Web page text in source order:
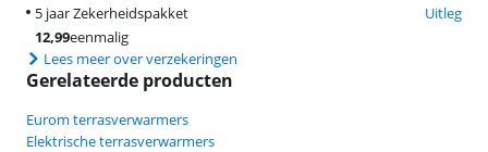
5 jaar Zekerheidspakket
Uitleg
12,99eenmalig
Lees meer over verzekeringen
Gerelateerde producten
Eurom terrasverwarmers
Elektrische terrasverwarmers